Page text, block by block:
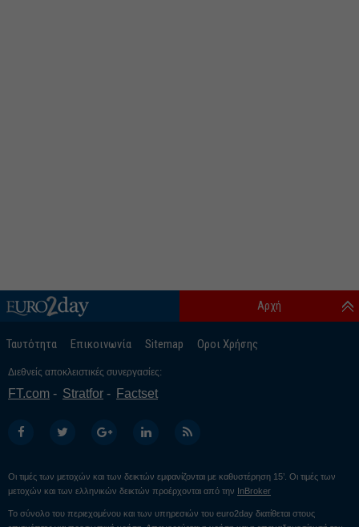
Ταυτότητα Επικοινωνία Sitemap Οροι Χρήσης
Αρχή
Διεθνείς αποκλειστικές συνεργασίες:
FT.com Stratfor Factset
Οι τιμές των μετοχών και των δεικτών εμφανίζονται με καθυστέρηση 15’. Οι τιμές των
μετοχών και των ελληνικών δεικτών προέρχονται από την
InBroker
Το σύνολο του περιεχομένου και των υπηρεσιών του euro2day διατίθεται στους